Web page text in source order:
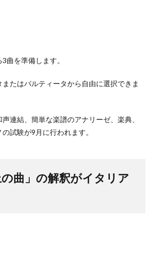
曲を準備します。
たはパルティータから自由に選択できま
連結、簡単な楽譜のアナリーゼ、楽典、
試験が9月に行われます。
の曲」の解釈がイタリア